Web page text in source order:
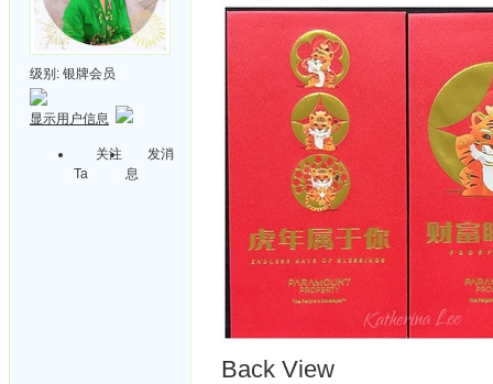
级别: 银牌会员
显示用户信息
关注
Ta
发消
息
Back View